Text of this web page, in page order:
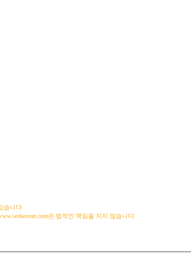
습니다.
은 법적인 책임을 지지 않습니다.